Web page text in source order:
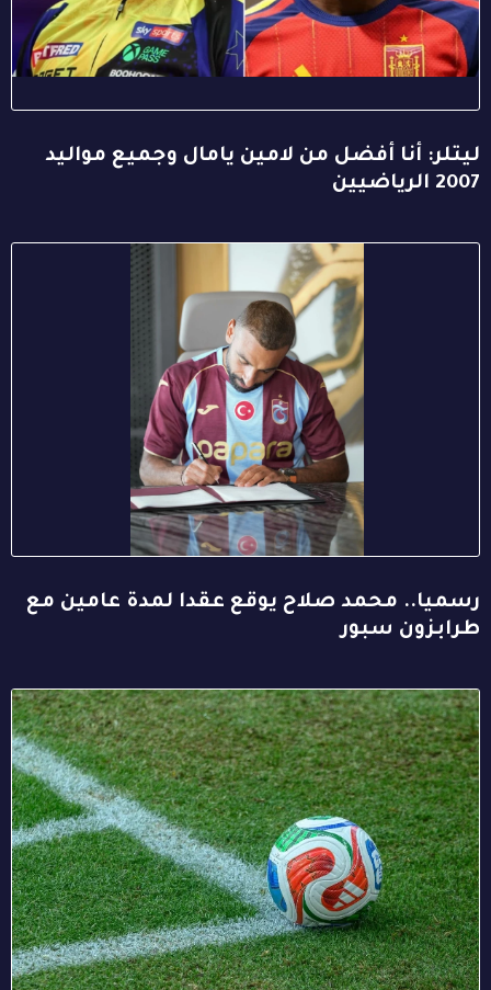
ليتلر: أنا أفضل من لامين يامال وجميع مواليد
2007 الرياضيين
رسميا.. محمد صلاح يوقع عقدا لمدة عامين مع
طرابزون سبور